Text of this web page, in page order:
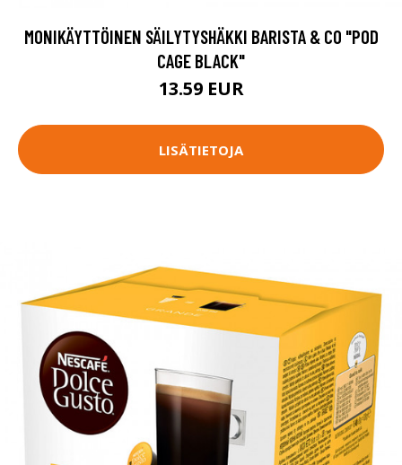
MONIKÄYTTÖINEN SÄILYTYSHÄKKI BARISTA & CO "POD
CAGE BLACK"
13.59 EUR
LISÄTIETOJA